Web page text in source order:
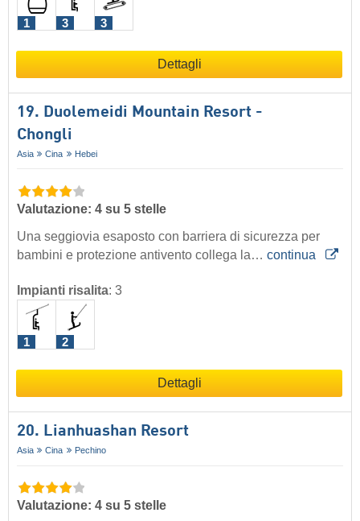
1 3 3
Dettagli
19. Duolemeidi Mountain Resort -
Chongli
Asia Cina Hebei
Valutazione: 4 su 5 stelle
Una seggiovia esaposto con barriera di sicurezza per
bambini e protezione antivento collega la… continua
Impianti risalita: 3
1 2
Dettagli
20. Lianhuashan Resort
Asia Cina Pechino
Valutazione: 4 su 5 stelle